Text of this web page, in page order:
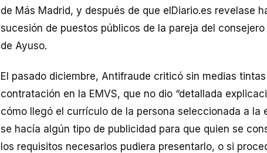
de Más Madrid, y después de que elDiario.es revelase
sucesión de puestos públicos de la pareja del
de Ayuso.
El pasado diciembre, Antifraude criticó sin medias
contratación en la EMVS, que no dio “detallada
cómo llegó el currículo de la persona seleccionada a la
se hacía algún tipo de publicidad para que quien se
los requisitos necesarios pudiera presentarlo, o si